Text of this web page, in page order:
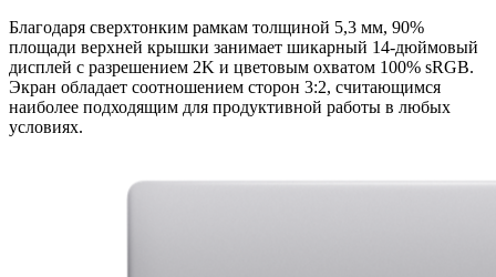
Благодаря сверхтонким рамкам толщиной 5,3 мм, 90%
площади верхней крышки занимает шикарный 14-дюймовый
дисплей с разрешением 2K и цветовым охватом 100% sRGB.
Экран обладает соотношением сторон 3:2, считающимся
наиболее подходящим для продуктивной работы в любых
условиях.